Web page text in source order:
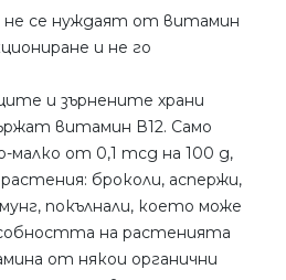
се нуждаят от витамин
и не го
и зърнените храни
витамин В12. Само
малко от 0,1 mcg на 100 g,
броколи, аспержи,
покълнали, което може
на растенията
от някои органични